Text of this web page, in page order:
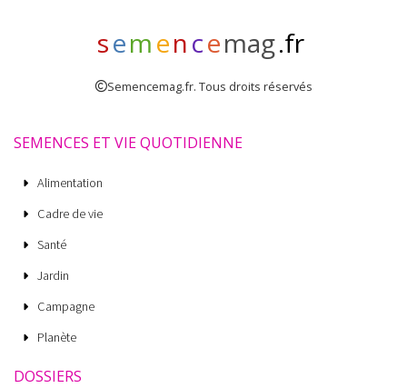
semencemag.fr
Semencemag.fr. Tous droits réservés
SEMENCES ET VIE QUOTIDIENNE
Alimentation
Cadre de vie
Santé
Jardin
Campagne
Planète
DOSSIERS